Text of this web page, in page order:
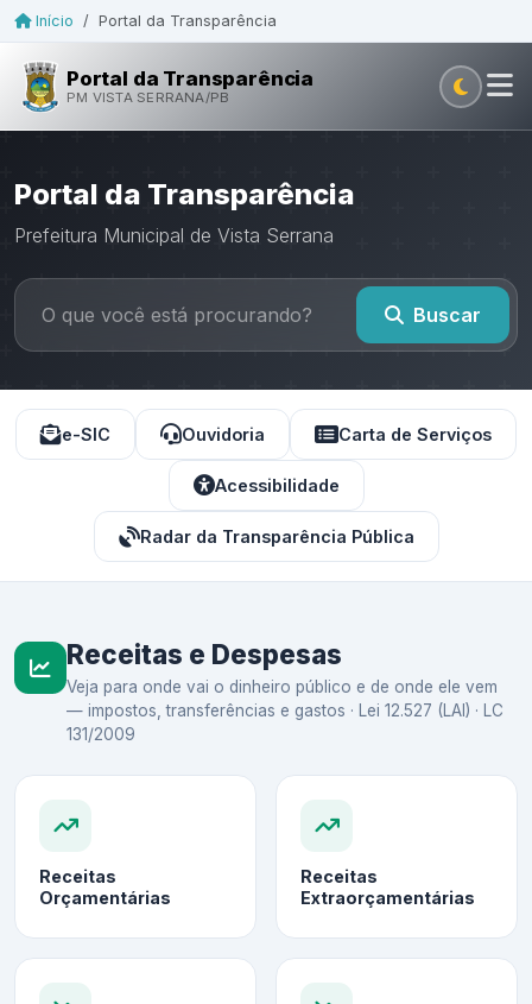
Início / Portal da Transparência
Portal da Transparência
PM VISTA SERRANA/PB
Portal da Transparência
Prefeitura Municipal de Vista Serrana
Buscar
e-SIC Ouvidoria Carta de Serviços
Acessibilidade
Radar da Transparência Pública
Receitas e Despesas
Veja para onde vai o dinheiro público e de onde ele vem
— impostos, transferências e gastos · Lei 12.527 (LAI) · LC
131/2009
Receitas
Orçamentárias
Receitas
Extraorçamentárias